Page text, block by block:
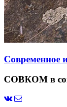
Современное
СОВКОМ в